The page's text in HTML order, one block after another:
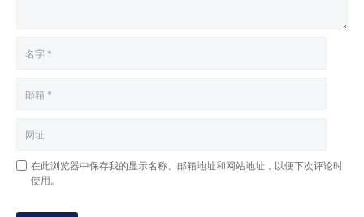
在此浏览器中保存我的显示名称、邮箱地址和网站地址，以便下次评论时
使用。